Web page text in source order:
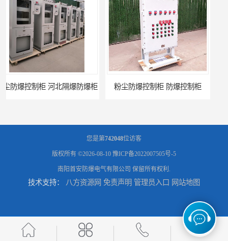
粉尘防爆控制柜 防爆控制柜
防腐防尘防爆控制柜 湖北防爆控制箱 防腐防尘防爆控制柜 广东防爆控制柜
您是第742048位访客
版权所有 ©2026-08-10 豫ICP备2022007505号-5
南阳首安防爆电气有限公司 保留所有权利.
技术支持： 八方资源网 免责声明 管理员入口 网站地图